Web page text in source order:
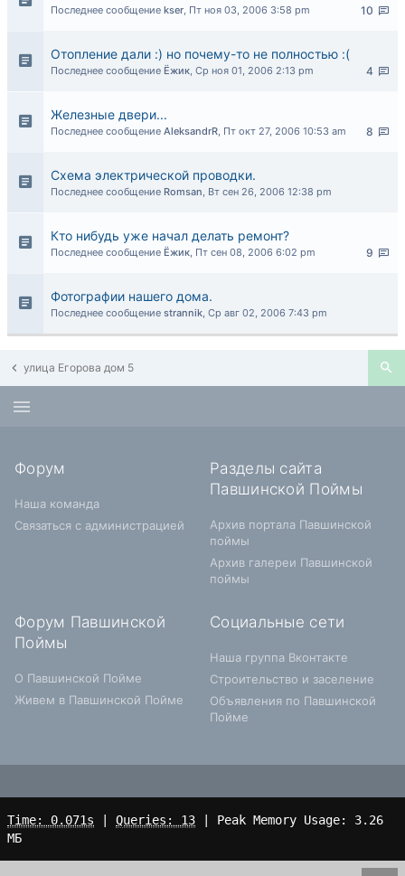
10
Последнее сообщение kser, Пт ноя 03, 2006 3:58 pm
Отопление дали :) но почему-то не полностью :(
4
Последнее сообщение Ёжик, Ср ноя 01, 2006 2:13 pm
Железные двери...
8
Последнее сообщение AleksandrR, Пт окт 27, 2006 10:53 am
Схема электрической проводки.
Последнее сообщение Romsan, Вт сен 26, 2006 12:38 pm
Кто нибудь уже начал делать ремонт?
9
Последнее сообщение Ёжик, Пт сен 08, 2006 6:02 pm
Фотографии нашего дома.
Последнее сообщение strannik, Ср авг 02, 2006 7:43 pm
улица Егорова дом 5
Форум
Наша команда
Связаться с администрацией
Разделы сайта
Павшинской Поймы
Архив портала Павшинской
поймы
Архив галереи Павшинской
поймы
Форум Павшинской
Поймы
О Павшинской Пойме
Живем в Павшинской Пойме
Социальные сети
Наша группа Вконтакте
Строительство и заселение
Объявления по Павшинской
Пойме
Time: 0.071s Queries: 13 | Peak Memory Usage: 3.26
МБ